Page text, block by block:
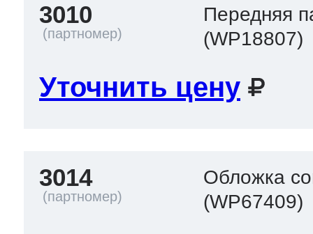
3010
Передняя
(WP18807)
Уточнить цену
3014
Обложка
(WP67409)